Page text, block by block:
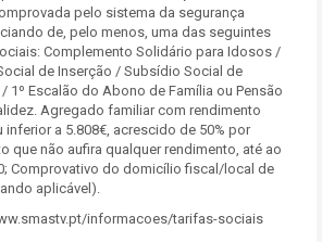
pelo sistema da segurança
de, pelo menos, uma das seguintes
Complemento Solidário para Idosos /
de Inserção / Subsídio Social de
1º Escalão do Abono de Família ou Pensão
Agregado familiar com rendimento
inferior a 5.808€, acrescido de 50% por
que não aufira qualquer rendimento, até ao
Comprovativo do domicílio fiscal/local de
aplicável).
informacoes/tarifas-sociais